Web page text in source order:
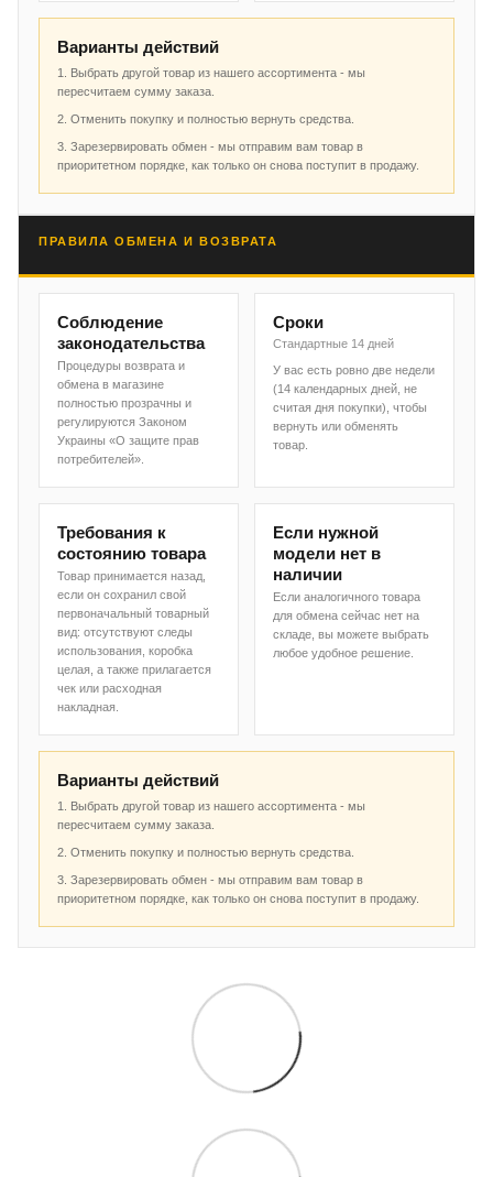
Варианты действий
1. Выбрать другой товар из нашего ассортимента - мы
пересчитаем сумму заказа.
2. Отменить покупку и полностью вернуть средства.
3. Зарезервировать обмен - мы отправим вам товар в
приоритетном порядке, как только он снова поступит в продажу.
ПРАВИЛА ОБМЕНА И ВОЗВРАТА
Соблюдение
законодательства
Процедуры возврата и
обмена в магазине
полностью прозрачны и
регулируются Законом
Украины «О защите прав
потребителей».
Сроки
Стандартные 14 дней
У вас есть ровно две недели
(14 календарных дней, не
считая дня покупки), чтобы
вернуть или обменять
товар.
Требования к
состоянию товара
Товар принимается назад,
если он сохранил свой
первоначальный товарный
вид: отсутствуют следы
использования, коробка
целая, а также прилагается
чек или расходная
накладная.
Если нужной
модели нет в
наличии
Если аналогичного товара
для обмена сейчас нет на
складе, вы можете выбрать
любое удобное решение.
Варианты действий
1. Выбрать другой товар из нашего ассортимента - мы
пересчитаем сумму заказа.
2. Отменить покупку и полностью вернуть средства.
3. Зарезервировать обмен - мы отправим вам товар в
приоритетном порядке, как только он снова поступит в продажу.